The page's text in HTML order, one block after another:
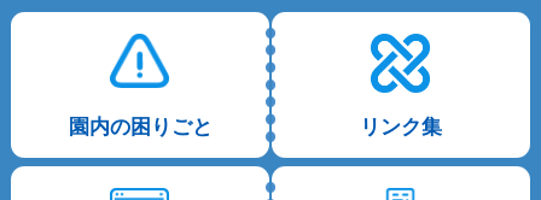
園内の困りごと リンク集